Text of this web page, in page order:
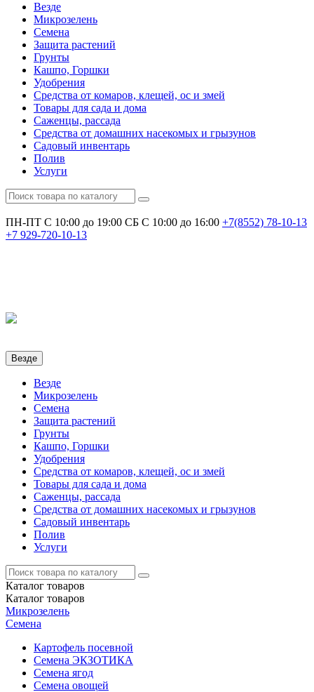
Везде
Микрозелень
Семена
Защита растений
Грунты
Кашпо, Горшки
Удобрения
Средства от комаров, клещей, ос и змей
Товары для сада и дома
Саженцы, рассада
Средства от домашних насекомых и грызунов
Садовый инвентарь
Полив
Услуги
ПН-ПТ С 10:00 до 19:00 СБ С 10:00 до 16:00 +7(8552) 78-10-13
+7 929-720-10-13
Везде
Везде
Микрозелень
Семена
Защита растений
Грунты
Кашпо, Горшки
Удобрения
Средства от комаров, клещей, ос и змей
Товары для сада и дома
Саженцы, рассада
Средства от домашних насекомых и грызунов
Садовый инвентарь
Полив
Услуги
Каталог товаров
Каталог товаров
Микрозелень
Семена
Картофель посевной
Семена ЭКЗОТИКА
Семена ягод
Семена овощей